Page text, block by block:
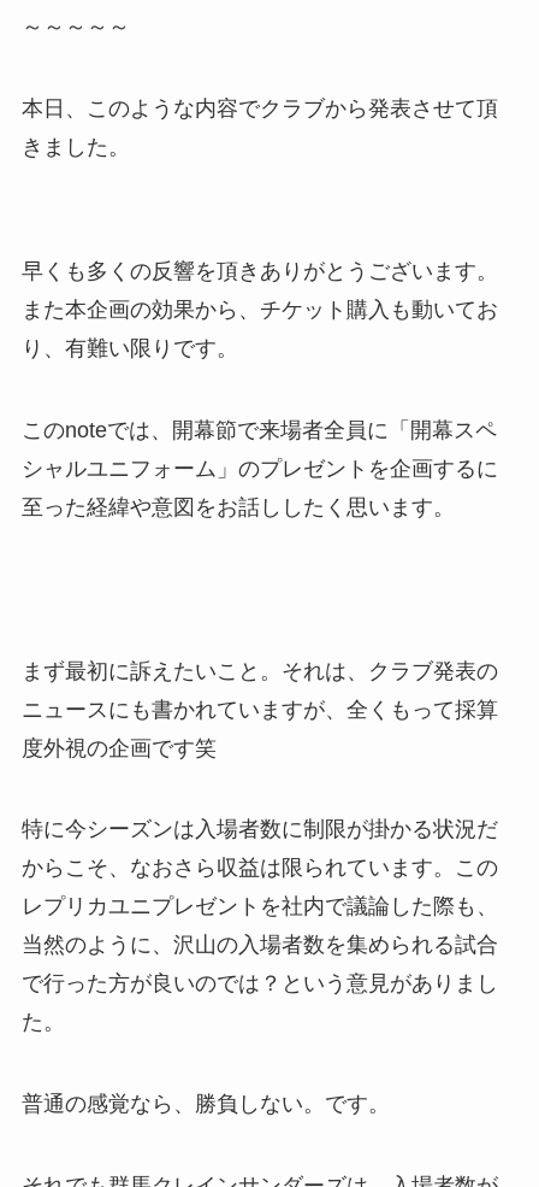
～～～～～
本日、このような内容でクラブから発表させて頂
きました。
早くも多くの反響を頂きありがとうございます。
また本企画の効果から、チケット購入も動いてお
り、有難い限りです。
このnoteでは、開幕節で来場者全員に「開幕スペ
シャルユニフォーム」のプレゼントを企画するに
至った経緯や意図をお話ししたく思います。
まず最初に訴えたいこと。それは、クラブ発表の
ニュースにも書かれていますが、全くもって採算
度外視の企画です笑
特に今シーズンは入場者数に制限が掛かる状況だ
からこそ、なおさら収益は限られています。この
レプリカユニプレゼントを社内で議論した際も、
当然のように、沢山の入場者数を集められる試合
で行った方が良いのでは？という意見がありまし
た。
普通の感覚なら、勝負しない。です。